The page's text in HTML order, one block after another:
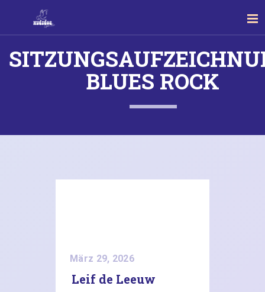
BLUES ROCK
März 29, 2026
Leif de Leeuw